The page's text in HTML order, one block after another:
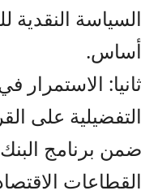
أساس.
ثانيا: الاستمرار
التفضيلية على
ضمن برنامج
القطاعات